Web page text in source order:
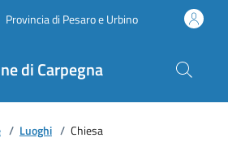
Provincia di Pesaro e Urbino
di Carpegna
/ Luoghi / Chiesa